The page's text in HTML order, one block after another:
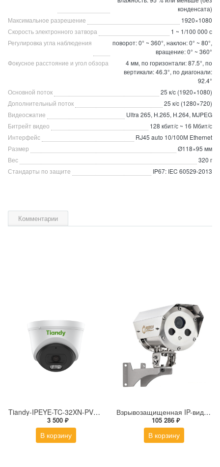
конденсата)
Максимальное разрешение
1920×1080
Скорость электронного затвора
1 ~ 1/100 000 с
Регулировка угла наблюдения
поворот: 0° ~ 360°, наклон: 0° ~ 80°,
вращение: 0° ~ 360°
Фокусное расстояние и угол обзора
4 мм, по горизонтали: 87.5°, по
вертикали: 46.3°, по диагонали:
92.4°
Основной поток
25 к/c (1920×1080)
Дополнительный поток
25 к/c (1280×720)
Видеосжатие
Ultra 265, H.265, H.264, MJPEG
Битрейт видео
128 кбит/с ~ 16 Мбит/с
Интерфейс
RJ45 auto 10/100М Ethernet
Размер
Ø118×95 мм
Вес
320 г
Стандарты по защите
IP67: IEC 60529-2013
Комментарии
Tiandy-IPEYE-TC-32XN-PVZ 2Мп купольная «турель» IP камера с фиксированным объективом, серия SPARK со встроенным агентом IPEYE для ПВЗ
3 500 ₽
В корзину
Взрывозащищенная IP-видеокамера Релион Релион-Exd-Н-100-ИК-IP5Мп2.7-13.5Z-PoE-SD-МК-TR
105 286 ₽
В корзину